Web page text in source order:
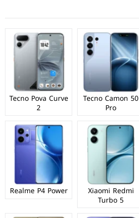
Tecno Camon 50
Pro
Tecno Pova Curve
2
Xiaomi Redmi
Turbo 5
Realme P4 Power